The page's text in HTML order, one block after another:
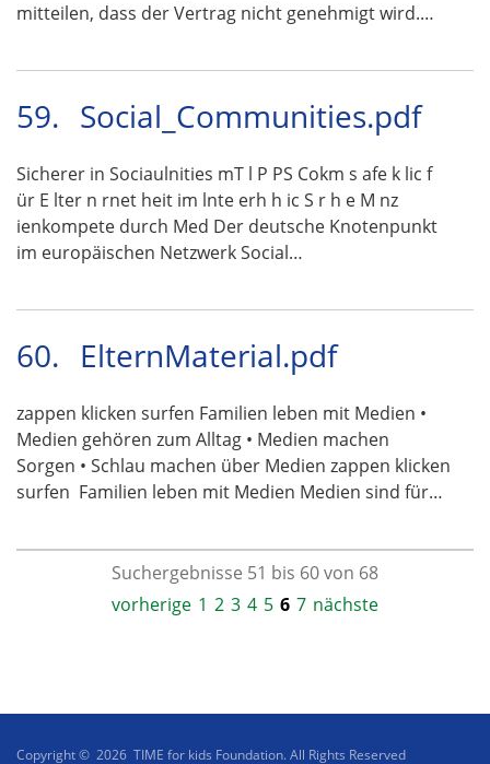
mitteilen, dass der Vertrag nicht genehmigt wird.…
59. Social_Communities.pdf
Sicherer in Sociaulnities mT l P PS Cokm s afe k lic f
ür E lter n rnet heit im lnte erh h ic S r h e M nz
ienkompete durch Med Der deutsche Knotenpunkt
im europäischen Netzwerk Social…
60. ElternMaterial.pdf
zappen klicken surfen Familien leben mit Medien •
Medien gehören zum Alltag • Medien machen
Sorgen • Schlau machen über Medien zappen klicken
surfen  Familien leben mit Medien Medien sind für…
Suchergebnisse 51 bis 60 von 68
vorherige 1 2 3 4 5 6 7 nächste
Copyright © 2026 TIME for kids Foundation. All Rights Reserved